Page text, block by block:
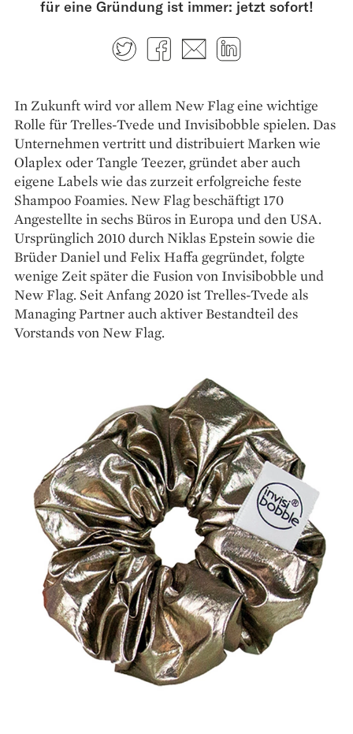
für eine Gründung ist immer: jetzt sofort!
TwitterFacebook
E-mail
In Zukunft wird vor allem New Flag eine wichtige
Rolle für Trelles-Tvede und Invisibobble spielen. Das
Unternehmen vertritt und distribuiert Marken wie
Olaplex oder Tangle Teezer, gründet aber auch
eigene Labels wie das zurzeit erfolgreiche feste
Shampoo Foamies. New Flag beschäftigt 170
Angestellte in sechs Büros in Europa und den USA.
Ursprünglich 2010 durch Niklas Epstein sowie die
Brüder Daniel und Felix Haffa gegründet, folgte
wenige Zeit später die Fusion von Invisibobble und
New Flag. Seit Anfang 2020 ist Trelles-Tvede als
Managing Partner auch aktiver Bestandteil des
Vorstands von New Flag.